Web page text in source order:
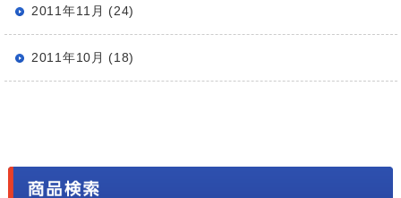
2011年11月 (24)
2011年10月 (18)